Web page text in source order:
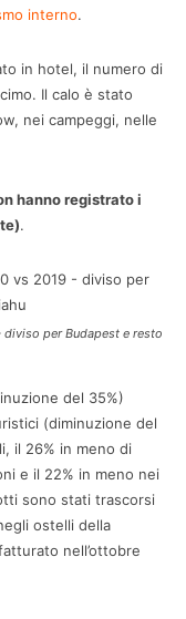
interno.
in hotel, il numero di
Il calo è stato
nei campeggi, nelle
hanno registrato i
.
per Budapest e resto
del 35%)
(diminuzione del
il 26% in meno di
e il 22% in meno nei
sono stati trascorsi
ostelli della
nell’ottobre